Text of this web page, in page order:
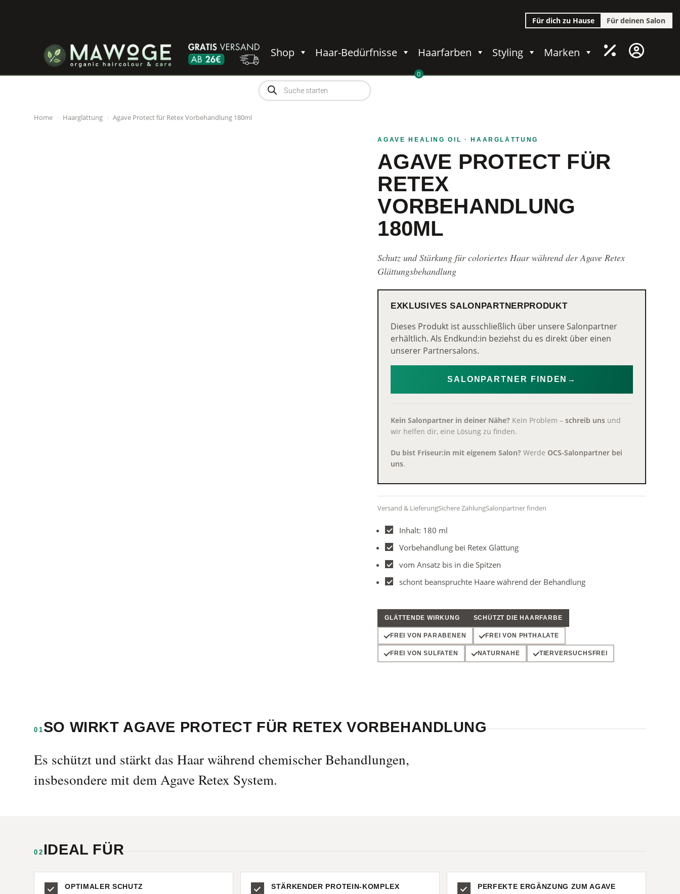
Für dich zu Hause Für deinen Salon
Shop Haar-Bedürfnisse Haarfarben Styling Marken
Products
search
0
Home › Haarglättung › Agave Protect für Retex Vorbehandlung 180ml
AGAVE HEALING OIL · HAARGLÄTTUNG
AGAVE PROTECT FÜR
RETEX
VORBEHANDLUNG
180ML
Schutz und Stärkung für coloriertes Haar während der Agave Retex
Glättungsbehandlung
EXKLUSIVES SALONPARTNERPRODUKT
Dieses Produkt ist ausschließlich über unsere Salonpartner
erhältlich. Als Endkund:in beziehst du es direkt über einen
unserer Partnersalons.
SALONPARTNER FINDEN →
Kein Salonpartner in deiner Nähe?Kein Problem – schreib unsund
wir helfen dir, eine Lösung zu finden.
Du bist Friseur:in mit eigenem Salon?Werde OCS-Salonpartner bei
uns.
Versand & LieferungSichere ZahlungSalonpartner finden
Inhalt: 180 ml
Vorbehandlung bei Retex Glättung
vom Ansatz bis in die Spitzen
schont beanspruchte Haare während der Behandlung
GLÄTTENDE WIRKUNG SCHÜTZT DIE HAARFARBE
FREI VON PARABENEN FREI VON PHTHALATE
FREI VON SULFATEN NATURNAHE TIERVERSUCHSFREI
01 SO WIRKT AGAVE PROTECT FÜR RETEX VORBEHANDLUNG
Es schützt und stärkt das Haar während chemischer Behandlungen,
insbesondere mit dem Agave Retex System.
02 IDEAL FÜR
OPTIMALER SCHUTZ STÄRKENDER PROTEIN-KOMPLEX
PERFEKTE ERGÄNZUNG ZUM AGAVE